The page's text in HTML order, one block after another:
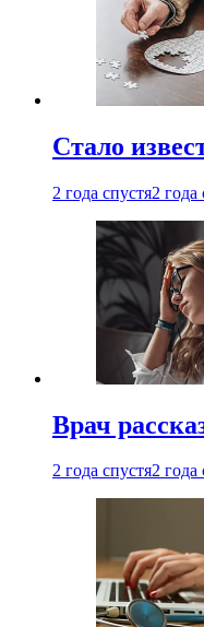
Стало
2 года спустя2 года
Врач
2 года спустя2 года